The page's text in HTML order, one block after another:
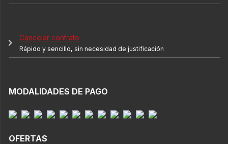
Cancelar contrato
Rápido y sencillo, sin necesidad de justificación
MODALIDADES DE PAGO
OFERTAS